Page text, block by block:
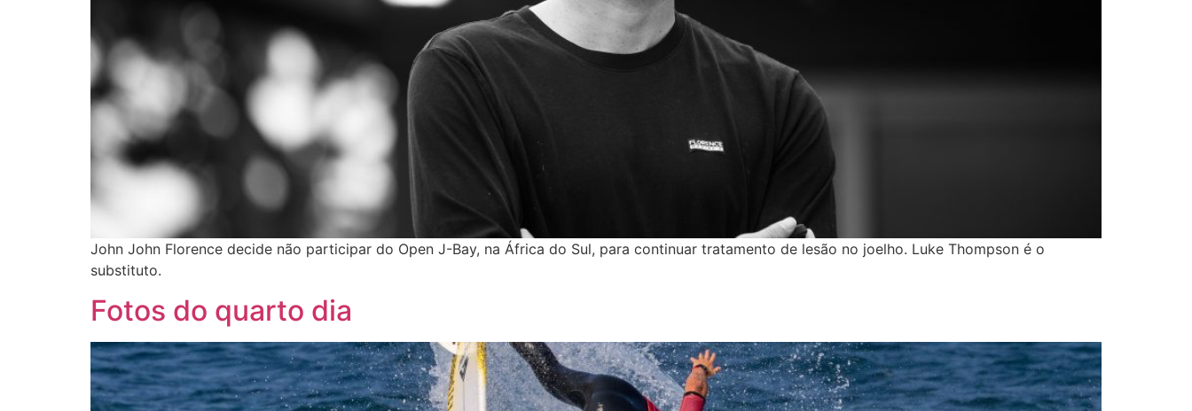
John John Florence decide não participar do Open J-Bay, na África do Sul, para continuar tratamento de lesão no joelho. Luke Thompson é o
substituto.
Fotos do quarto dia